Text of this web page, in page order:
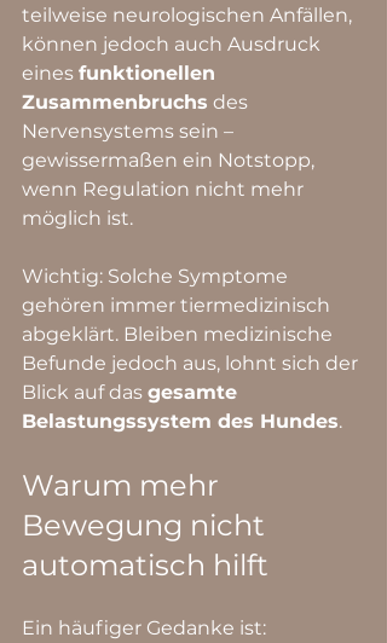
teilweise neurologischen Anfällen,
können jedoch auch Ausdruck
eines funktionellen
Zusammenbruchs des
Nervensystems sein –
gewissermaßen ein Notstopp,
wenn Regulation nicht mehr
möglich ist.
Wichtig: Solche Symptome
gehören immer tiermedizinisch
abgeklärt. Bleiben medizinische
Befunde jedoch aus, lohnt sich der
Blick auf das gesamte
Belastungssystem des Hundes.
Warum mehr
Bewegung nicht
automatisch hilft
Ein häufiger Gedanke ist: